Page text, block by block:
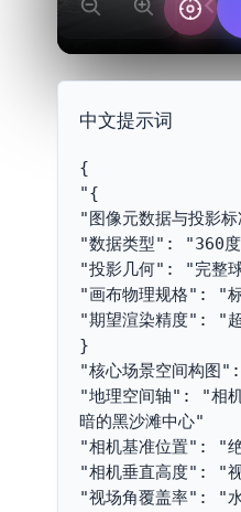
中文提示词
{
"{
"图像元数据与投影
"数据类型": "360度
"投影几何": "完整
"画布物理规格": "
"期望渲染精度": "
}
"核心场景空间构图
"地理空间轴": "相机
暗的黑沙滩中心"
"相机基准位置": "
"相机垂直高度": "
"视场角覆盖率": "水